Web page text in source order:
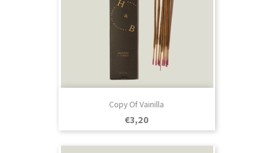
Copy Of Vainilla
Prezo
€3,20